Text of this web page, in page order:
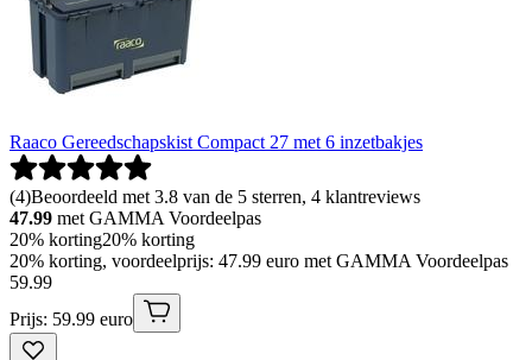
Raaco Gereedschapskist Compact 27 met 6 inzetbakjes
(4)Beoordeeld met 3.8 van de 5 sterren, 4 klantreviews
47.99 met GAMMA Voordeelpas
20% korting20% korting
20% korting, voordeelprijs: 47.99 euro met GAMMA Voordeelpas
59.99
Prijs: 59.99 euro